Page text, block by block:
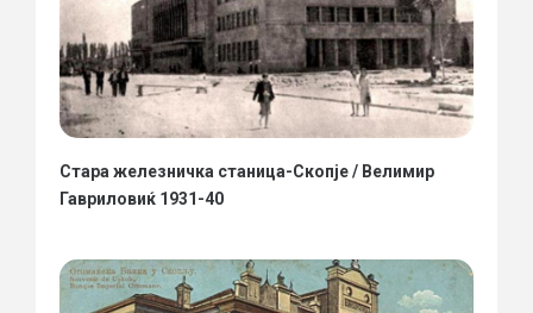
Стара железничка станица-Скопје / Велимир
Гавриловиќ 1931-40